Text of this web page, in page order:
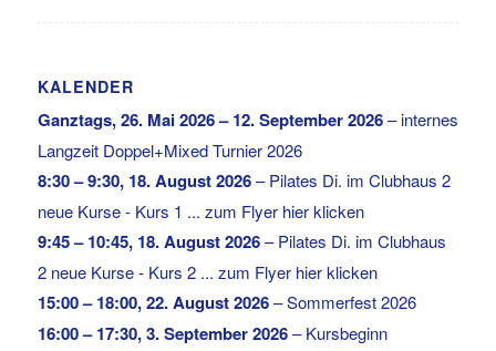
KALENDER
Ganztags,26. Mai 2026– 12. September 2026–internes
Langzeit Doppel+Mixed Turnier 2026
8:30– 9:30, 18. August 2026–Pilates Di. im Clubhaus 2
neue Kurse - Kurs 1 ... zum Flyer hier klicken
9:45– 10:45, 18. August 2026–Pilates Di. im Clubhaus
2 neue Kurse - Kurs 2 ... zum Flyer hier klicken
15:00– 18:00,22. August 2026–Sommerfest 2026
16:00– 17:30,3. September 2026–Kursbeginn